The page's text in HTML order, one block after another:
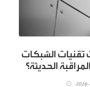
تقنيات الشبكات
الحديثة؟